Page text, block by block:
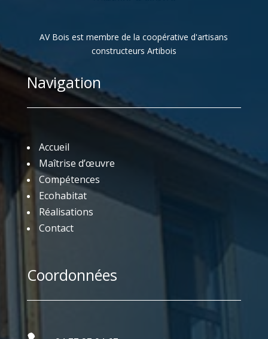
AV Bois est membre de la coopérative d'artisans
constructeurs Artibois
Navigation
Accueil
Maîtrise d’œuvre
Compétences
Ecohabitat
Réalisations
Contact
Coordonnées